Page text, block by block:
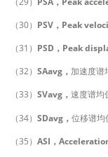
（30） PSV，Peak
（31） PSD，Peak
（32） SAavg， 加速度谱
（33） SVavg， 速度谱均
（34） SDavg， 位移谱均
（35） ASI，